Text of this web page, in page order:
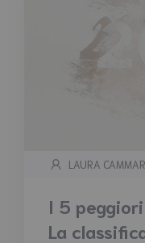
LAURA
I 5
La